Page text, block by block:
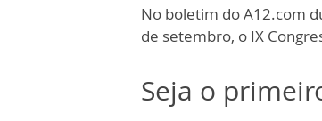
No boletim do A12.com
de setembro, o IX
Seja o